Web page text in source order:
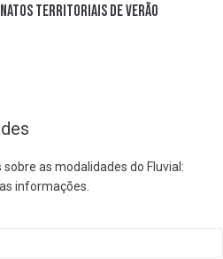
Territoriais de Verão
as modalidades do Fluvial:
informações.